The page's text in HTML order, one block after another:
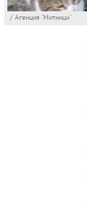
/ Агенция "Митници"